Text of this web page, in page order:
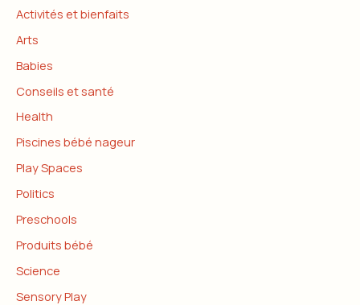
Activités et bienfaits
Arts
Babies
Conseils et santé
Health
Piscines bébé nageur
Play Spaces
Politics
Preschools
Produits bébé
Science
Sensory Play